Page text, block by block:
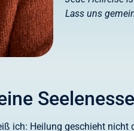
Lass uns
ich: Heilung geschieht